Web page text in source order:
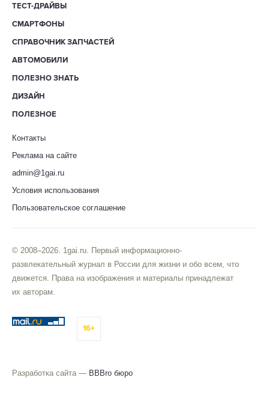
ТЕСТ-ДРАЙВЫ
СМАРТФОНЫ
СПРАВОЧНИК ЗАПЧАСТЕЙ
АВТОМОБИЛИ
ПОЛЕЗНО ЗНАТЬ
ДИЗАЙН
ПОЛЕЗНОЕ
Контакты
Реклама на сайте
admin@1gai.ru
Условия использования
Пользовательское соглашение
© 2008–2026. 1gai.ru. Первый информационно-
развлекательный журнал в России для жизни и обо всем, что
движется. Права на изображения и материалы принадлежат
их авторам.
16+
Разработка сайта — BBBro бюро